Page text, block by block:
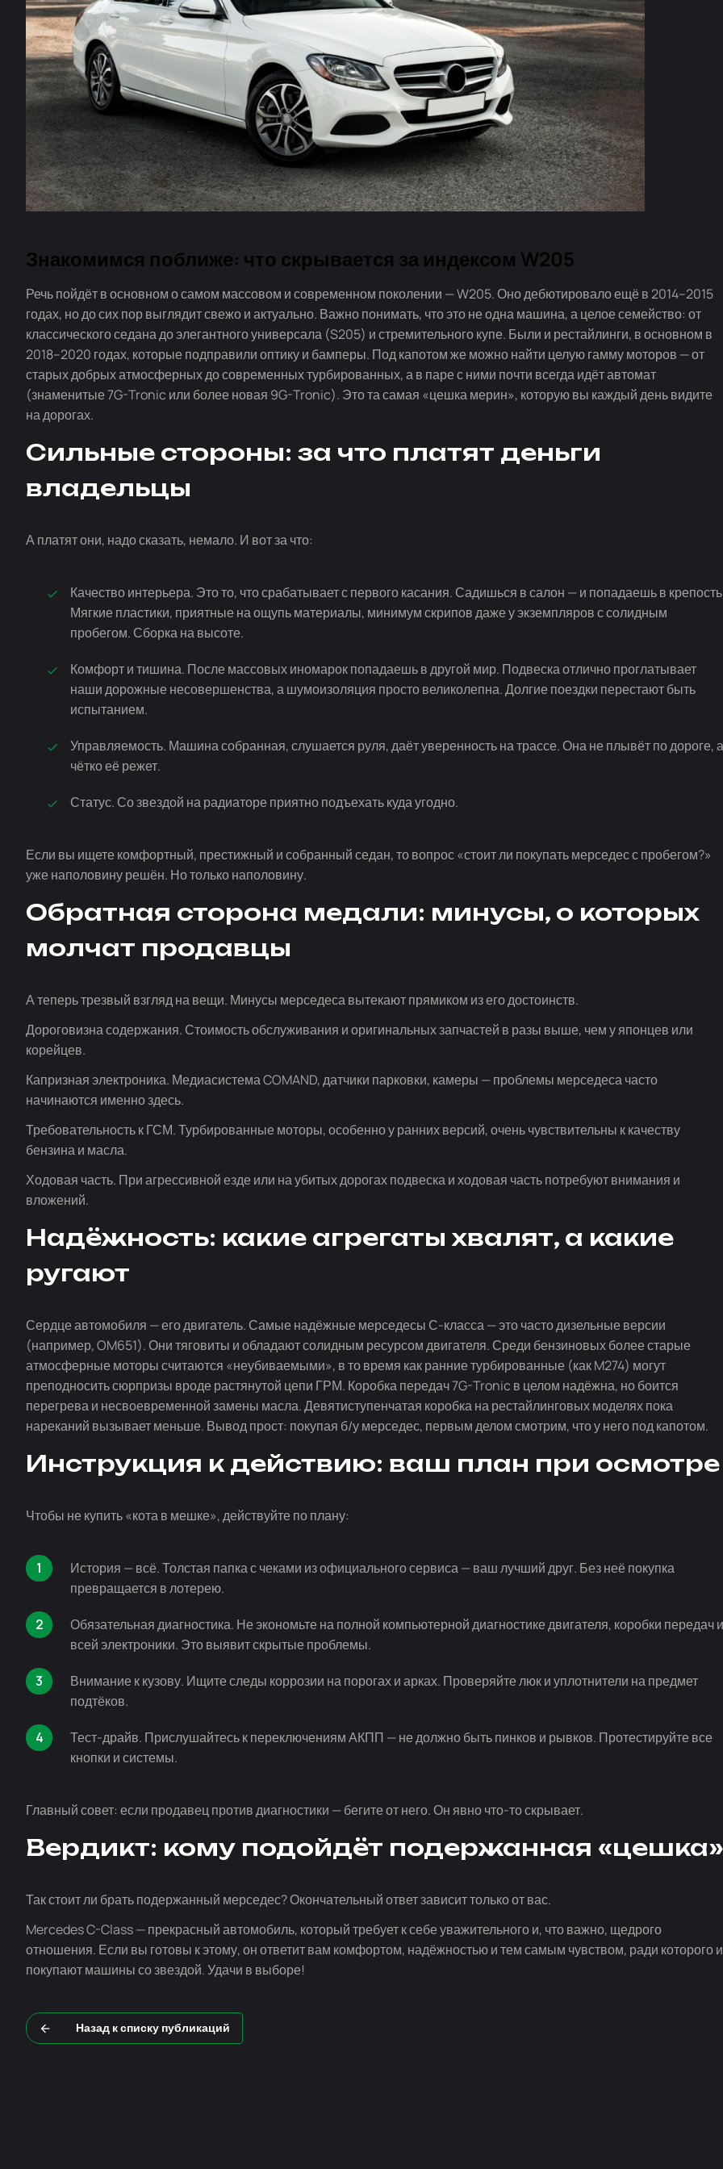
Знакомимся поближе: что скрывается за индексом W205
Речь пойдёт в основном о самом массовом и современном поколении — W205. Оно дебютировало ещё в 2014–2015
годах, но до сих пор выглядит свежо и актуально. Важно понимать, что это не одна машина, а целое семейство: от
классического седана до элегантного универсала (S205) и стремительного купе. Были и рестайлинги, в основном в
2018–2020 годах, которые подправили оптику и бамперы. Под капотом же можно найти целую гамму моторов — от
старых добрых атмосферных до современных турбированных, а в паре с ними почти всегда идёт автомат
(знаменитые7G-Tronic или более новая 9G-Tronic). Это та самая «цешка мерин», которую вы каждый день видите
на дорогах.
Сильные стороны: за что платят деньги
владельцы
А платят они, надо сказать, немало. И вот за что:
Качество интерьера. Это то, что срабатывает с первого касания. Садишься в салон — и попадаешь в
Мягкие пластики, приятные на ощупь материалы, минимум скрипов даже у экземпляров с солидным
пробегом. Сборка на высоте.
Комфорт и тишина. После массовых иномарок попадаешь в другой мир. Подвеска отлично проглатывает
наши дорожные несовершенства, а шумоизоляция просто великолепна. Долгие поездки перестают быть
испытанием.
Управляемость. Машина собранная, слушается руля, даёт уверенность на трассе. Она не плывёт по дороге, а
чётко её режет.
Статус. Со звездой на радиаторе приятно подъехать куда угодно.
Если вы ищете комфортный, престижный и собранный седан, то вопрос «стоит ли покупать мерседес с пробегом?»
уже наполовину решён. Но только наполовину.
Обратная сторона медали: минусы, о которых
молчат продавцы
А теперь трезвый взгляд на вещи. Минусы мерседеса вытекают прямиком из его достоинств.
Дороговизна содержания. Стоимость обслуживания и оригинальных запчастей в разы выше, чем у японцев или
корейцев.
Капризная электроника. Медиасистема COMAND, датчики парковки, камеры — проблемы мерседеса часто
начинаются именно здесь.
Требовательность к ГСМ. Турбированные моторы, особенно у ранних версий, очень чувствительны к качеству
бензина и масла.
Ходовая часть. При агрессивной езде или на убитых дорогах подвеска и ходовая часть потребуют внимания и
вложений.
Надёжность: какие агрегаты хвалят, а какие
ругают
Сердце автомобиля — его двигатель. Самые надёжные мерседесы С-класса— это часто дизельные версии
(например, OM651). Они тяговиты и обладают солидным ресурсом двигателя. Среди бензиновых более старые
атмосферные моторы считаются «неубиваемыми», в то время как ранние турбированные (как M274) могут
преподносить сюрпризы вроде растянутой цепи ГРМ. Коробка передач7G-Tronic в целом надёжна, но боится
перегрева и несвоевременной замены масла. Девятиступенчатая коробка на рестайлинговых моделях пока
нареканий вызывает меньше. Вывод прост: покупая б/умерседес, первым делом смотрим, что у него под капотом.
Инструкция к действию: ваш план при осмотре
Чтобы не купить «кота в мешке», действуйте по плану:
История — всё. Толстая папка с чеками из официального сервиса — ваш лучший друг. Без неё покупка
превращается в лотерею.
Обязательная диагностика. Не экономьте на полной компьютерной диагностике двигателя, коробки передач и
всей электроники. Это выявит скрытые проблемы.
Внимание к кузову. Ищите следы коррозии на порогах и арках. Проверяйте люк и уплотнители на предмет
подтёков.
Тест-драйв. Прислушайтесь к переключениям АКПП — не должно быть пинков и рывков. Протестируйте все
кнопки и системы.
Главный совет: если продавец против диагностики — бегите от него. Он явночто-тоскрывает.
Вердикт: кому подойдёт подержанная «цешка»
Так стоит ли брать подержанный мерседес? Окончательный ответ зависит только от вас.
MercedesC-Class— прекрасный автомобиль, который требует к себе уважительного и, что важно, щедрого
отношения. Если вы готовы к этому, он ответит вам комфортом, надёжностью и тем самым чувством, ради которого и
покупают машины со звездой. Удачи в выборе!
Назад к списку публикаций